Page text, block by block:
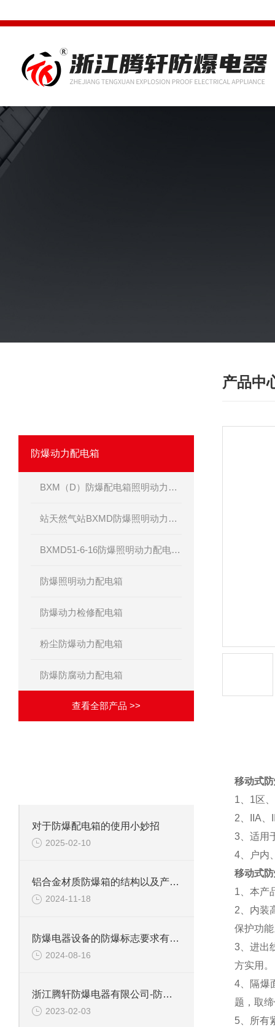
防爆动力配电箱
BXM（D）防爆配电箱照明动力开关箱定做制造
站天然气站BXMD防爆照明动力配电箱
BXMD51-6-16防爆照明动力配电箱-非标定做
防爆照明动力配电箱
防爆动力检修配电箱
粉尘防爆动力配电箱
防爆防腐动力配电箱
查看全部产品 >>
对于防爆配电箱的使用小妙招
2025-02-10
铝合金材质防爆箱的结构以及产品特点
2024-11-18
防爆电器设备的防爆标志要求有哪些参考
2024-08-16
浙江腾轩防爆电器有限公司-防爆配电箱技术要求
2023-02-03
产品中
移动式
1、1区
2、IIA、
3、适用
4、户内
移动式
1、本产
2、内装
保护功
3、进出
方实用
4、隔爆
题，取
5、所有